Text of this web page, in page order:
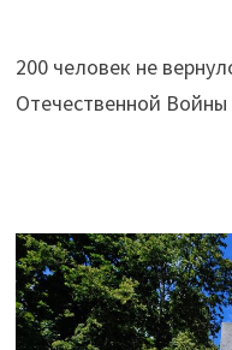
200 человек не
Отечественной